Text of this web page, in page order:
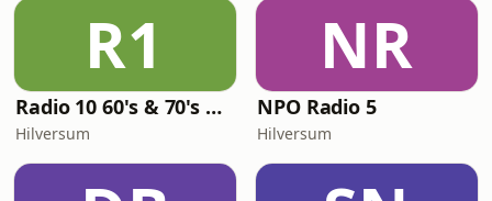
R1
Radio 10 60's & 70's Hits
Hilversum
NR
NPO Radio 5
Hilversum